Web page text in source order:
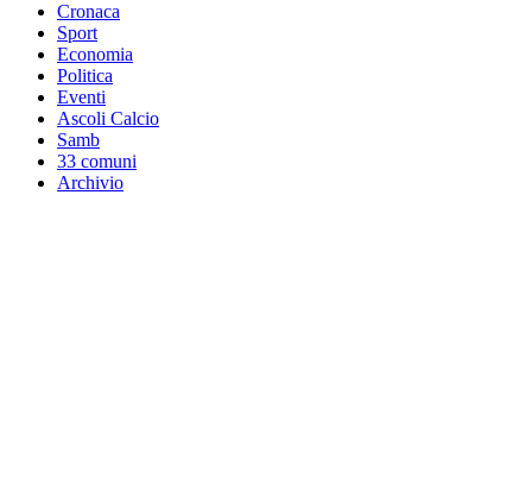
Cronaca
Sport
Economia
Politica
Eventi
Ascoli Calcio
Samb
33 comuni
Archivio